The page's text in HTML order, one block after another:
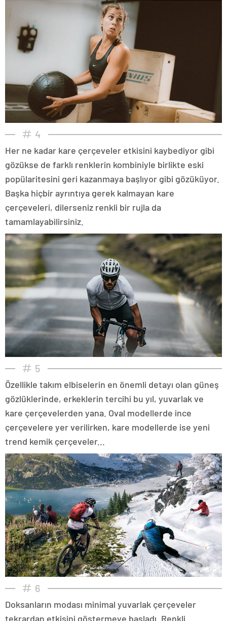
4
Her ne kadar kare çerçeveler etkisini kaybediyor gibi
gözükse de farklı renklerin kombiniyle birlikte eski
popülaritesini geri kazanmaya başlıyor gibi gözüküyor.
Başka hiçbir ayrıntıya gerek kalmayan kare
çerçeveleri, dilerseniz renkli bir rujla da
tamamlayabilirsiniz.
5
Özellikle takım elbiselerin en önemli detayı olan güneş
gözlüklerinde, erkeklerin tercihi bu yıl, yuvarlak ve
kare çerçevelerden yana. Oval modellerde ince
çerçevelere yer verilirken, kare modellerde ise yeni
trend kemik çerçeveler...
6
Doksanların modası minimal yuvarlak çerçeveler
tekrardan etkisini göstermeye başladı. Renkli